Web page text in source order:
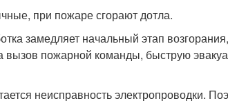
при пожаре сгорают дотла.
замедляет начальный этап
вызов пожарной команды, быструю
неисправность электропроводки.